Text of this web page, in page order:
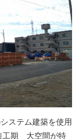
ステム建築を使用
工期 大空間が特